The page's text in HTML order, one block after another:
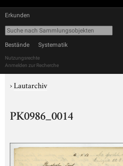
Erkunden
Bestände Systematik
Nutzungsrechte
Anmelden zur Recherche
›Lautarchiv
PK0986_0014